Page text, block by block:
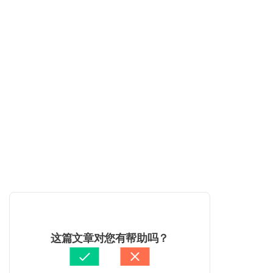
这篇文章对您有帮助吗？